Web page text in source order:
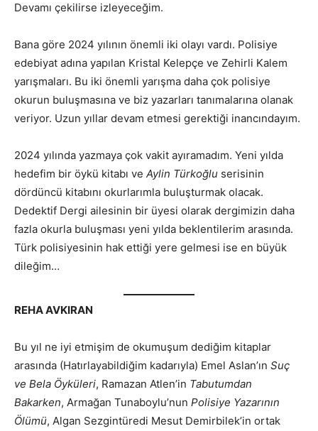
Devamı çekilirse izleyeceğim.
Bana göre 2024 yılının önemli iki olayı vardı. Polisiye
edebiyat adına yapılan Kristal Kelepçe ve Zehirli Kalem
yarışmaları. Bu iki önemli yarışma daha çok polisiye
okurun buluşmasına ve biz yazarları tanımalarına olanak
veriyor. Uzun yıllar devam etmesi gerektiği inancındayım.
2024 yılında yazmaya çok vakit ayıramadım. Yeni yılda
hedefim bir öykü kitabı ve Aylin Türkoğlu serisinin
dördüncü kitabını okurlarımla buluşturmak olacak.
Dedektif Dergi ailesinin bir üyesi olarak dergimizin daha
fazla okurla buluşması yeni yılda beklentilerim arasında.
Türk polisiyesinin hak ettiği yere gelmesi ise en büyük
dileğim…
REHA AVKIRAN
Bu yıl ne iyi etmişim de okumuşum dediğim kitaplar
arasında (Hatırlayabildiğim kadarıyla) Emel Aslan’ın Suç
ve Bela Öyküleri, Ramazan Atlen’in Tabutumdan
Bakarken, Armağan Tunaboylu’nun Polisiye Yazarının
Ölümü, Algan Sezgintüredi Mesut Demirbilek’in ortak